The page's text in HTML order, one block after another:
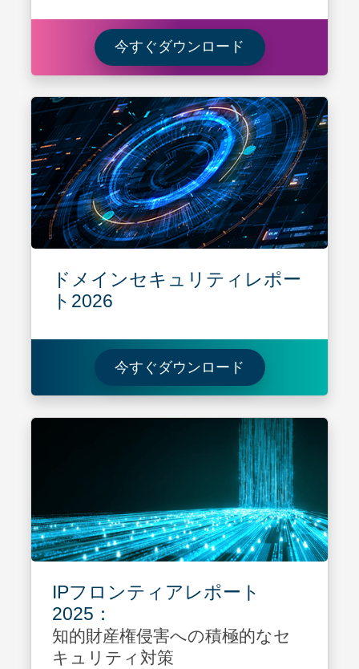
今すぐダウンロード Learn more
ドメインセキュリティレポー
ト2026
今すぐダウンロード ドメインセキュ
IPフロンティアレポート
2025：
知的財産権侵害への積極的なセ
キュリティ対策